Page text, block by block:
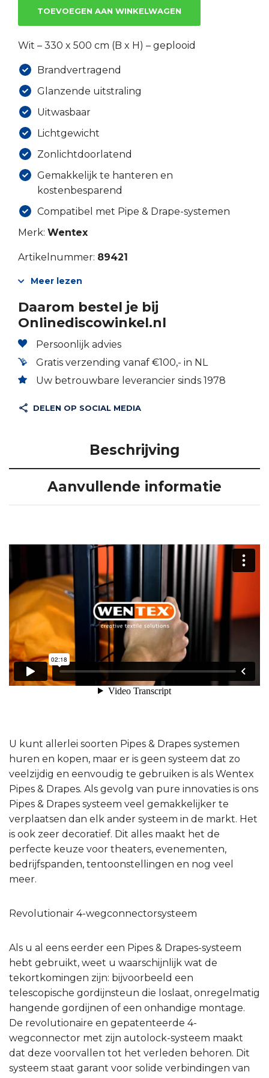
TOEVOEGEN AAN WINKELWAGEN
Wit – 330 x 500 cm (B x H) – geplooid
Brandvertragend
Glanzende uitstraling
Uitwasbaar
Lichtgewicht
Zonlichtdoorlatend
Gemakkelijk te hanteren en
kostenbesparend
Compatibel met Pipe & Drape-systemen
Merk: Wentex
Artikelnummer: 89421
Meer lezen
Daarom bestel je bij
Onlinediscowinkel.nl
Persoonlijk advies
Gratis verzending vanaf €100,- in NL
Uw betrouwbare leverancier sinds 1978
DELEN OP SOCIAL MEDIA
Beschrijving
Aanvullende informatie
U kunt allerlei soorten Pipes & Drapes systemen
huren en kopen, maar er is geen systeem dat zo
veelzijdig en eenvoudig te gebruiken is als Wentex
Pipes & Drapes. Als gevolg van pure innovaties is ons
Pipes & Drapes systeem veel gemakkelijker te
verplaatsen dan elk ander systeem in de markt. Het
is ook zeer decoratief. Dit alles maakt het de
perfecte keuze voor theaters, evenementen,
bedrijfspanden, tentoonstellingen en nog veel
meer.
Revolutionair 4-wegconnectorsysteem
Als u al eens eerder een Pipes & Drapes-systeem
hebt gebruikt, weet u waarschijnlijk wat de
tekortkomingen zijn: bijvoorbeeld een
telescopische gordijnsteun die loslaat, onregelmatig
hangende gordijnen of een onhandige montage.
De revolutionaire en gepatenteerde 4-
wegconnector met zijn autolock-systeem maakt
dat deze voorvallen tot het verleden behoren. Dit
systeem staat garant voor solide verbindingen van